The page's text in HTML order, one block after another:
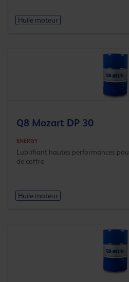
Huile moteur
Q8 Mozart DP 30
ENERGY
Lubrifiant hautes performances
de coffre
Huile moteur